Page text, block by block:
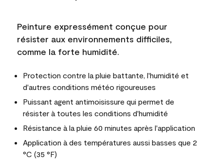
Peinture expressément conçue pour
résister aux environnements difficiles,
comme la forte humidité.
Protection contre la pluie battante, l'humidité et
d'autres conditions météo rigoureuses
Puissant agent antimoisissure qui permet de
résister à toutes les conditions d'humidité
Résistance à la pluie 60 minutes après l'application
Application à des températures aussi basses que 2
°C (35 °F)